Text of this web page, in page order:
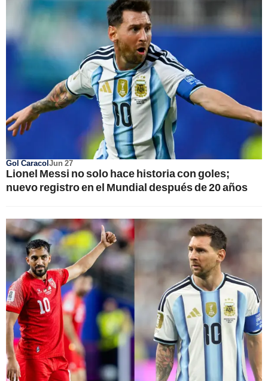
Gol CaracolJun 27
Lionel Messi no solo hace historia con goles;
nuevo registro en el Mundial después de 20 años